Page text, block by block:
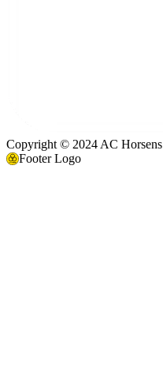
Copyright © 2024 AC Horsens
Footer Logo